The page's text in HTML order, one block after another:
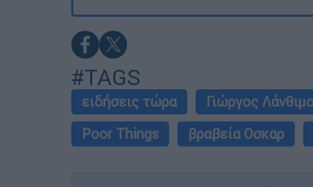
#TAGS
ειδήσεις τώρα Γιώργος
Poor Things
βραβεία Οσκαρ